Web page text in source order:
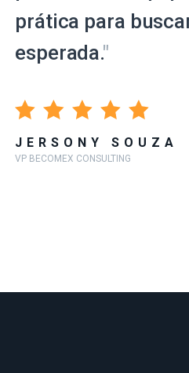
prática para
esperada."
JERSONY SOUZA
VP BECOMEX CONSULTING